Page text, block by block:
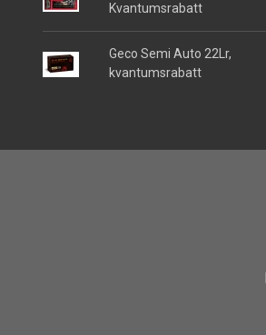
Kvantumsrabatt
Geco Semi Auto 22Lr,
kvantumsrabatt